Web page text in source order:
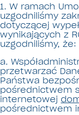
1. W ramach
uzgodniliśmy
dotyczącej
wynikających z
uzgodniliśmy, że:
a.
przetwarzać
Państwa
pośrednictwem
internetowej
pośrednictwem